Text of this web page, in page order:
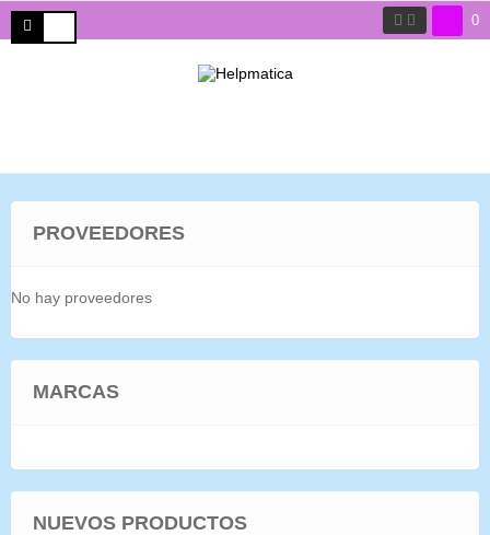
0
PROVEEDORES
No hay proveedores
MARCAS
NUEVOS PRODUCTOS